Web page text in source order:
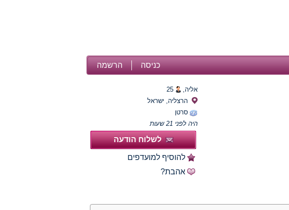
הרשמה כניסה
אליה,
25
הרצליה, ישראל
סרטן
היה לפני 21 שעות
לשלוח הודעה
להוסיף למועדפים
אהבת?